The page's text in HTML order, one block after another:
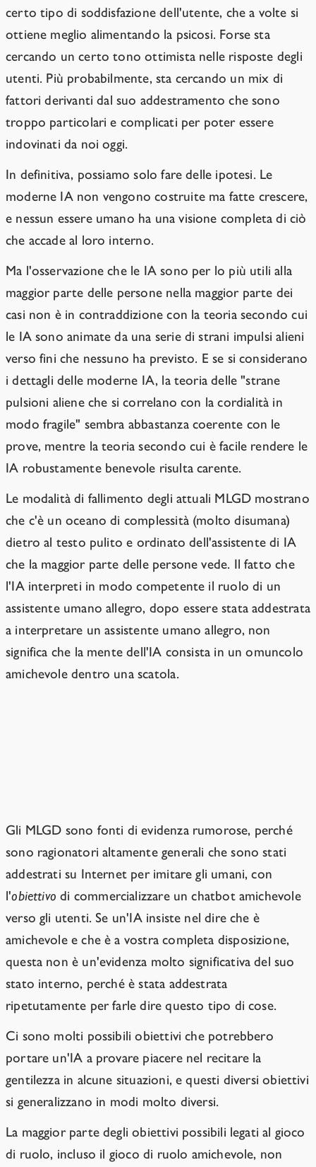
certo tipo di soddisfazione dell'utente, che a volte si
ottiene meglio alimentando la psicosi. Forse sta
cercando un certo tono ottimista nelle risposte degli
utenti. Più probabilmente, sta cercando un mix di
fattori derivanti dal suo addestramento che sono
troppo particolari e complicati per poter essere
indovinati da noi oggi.
In definitiva, possiamo solo fare delle ipotesi. Le
moderne IA non vengono costruite ma fatte crescere,
e nessun essere umano ha una visione completa di ciò
che accade al loro interno.
Ma l'osservazione che le IA sono per lo più utili alla
maggior parte delle persone nella maggior parte dei
casi non è in contraddizione con la teoria secondo cui
le IA sono animate da una serie di strani impulsi alieni
verso fini che nessuno ha previsto. E se si considerano
i dettagli delle moderne IA, la teoria delle "strane
pulsioni aliene che si correlano con la cordialità in
modo fragile" sembra abbastanza coerente con le
prove, mentre la teoria secondo cui è facile rendere le
IA robustamente benevole risulta carente.
Le modalità di fallimento degli attuali MLGD mostrano
che c'è un oceano di complessità (molto disumana)
dietro al testo pulito e ordinato dell'assistente di IA
che la maggior parte delle persone vede. Il fatto che
l'IA interpreti in modo competente il ruolo di un
assistente umano allegro, dopo essere stata addestrata
a interpretare un assistente umano allegro, non
significa che la mente dell'IA consista in un omuncolo
amichevole dentro una scatola.
Gli MLGD sono fonti di evidenza rumorose, perché
sono ragionatori altamente generali che sono stati
addestrati su Internet per imitare gli umani, con
l'obiettivo di commercializzare un chatbot amichevole
verso gli utenti. Se un'IA insiste nel dire che è
amichevole e che è a vostra completa disposizione,
questa non è un'evidenza molto significativa del suo
stato interno, perché è stata addestrata
ripetutamente per farle dire questo tipo di cose.
Ci sono molti possibili obiettivi che potrebbero
portare un'IA a provare piacere nel recitare la
gentilezza in alcune situazioni, e questi diversi obiettivi
si generalizzano in modi molto diversi.
La maggior parte degli obiettivi possibili legati al gioco
di ruolo, incluso il gioco di ruolo amichevole, non